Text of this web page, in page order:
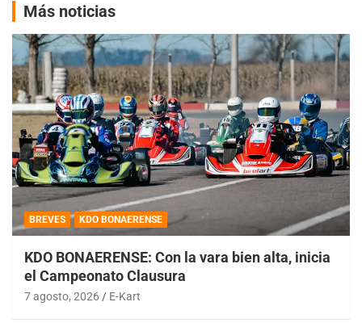
Más noticias
BREVES KDO BONAERENSE
KDO BONAERENSE: Con la vara bien alta, inicia
el Campeonato Clausura
7 agosto, 2026 E-Kart